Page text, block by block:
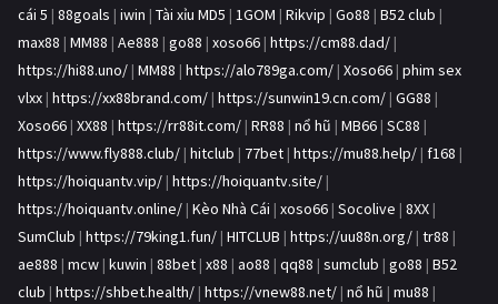
cái 5 | 88goals | iwin | Tài xỉu MD5 | 1GOM | Rikvip | Go88 | B52 club |
max88 | MM88 | Ae888 | go88 | xoso66 | https://cm88.dad/ |
https://hi88.uno/ | MM88 | https://alo789ga.com/ | Xoso66 | phim sex
vlxx | https://xx88brand.com/ | https://sunwin19.cn.com/ | GG88 |
Xoso66 | XX88 | https://rr88it.com/ | RR88 | nổ hũ | MB66 | SC88 |
https://www.fly888.club/ | hitclub | 77bet | https://mu88.help/ | f168 |
https://hoiquantv.vip/ | https://hoiquantv.site/ |
https://hoiquantv.online/ | Kèo Nhà Cái | xoso66 | Socolive | 8XX |
SumClub | https://79king1.fun/ | HITCLUB | https://uu88n.org/ | tr88 |
ae888 | mcw | kuwin | 88bet | x88 | ao88 | qq88 | sumclub | go88 | B52
club | https://shbet.health/ | https://vnew88.net/ | nổ hũ | mu88 |